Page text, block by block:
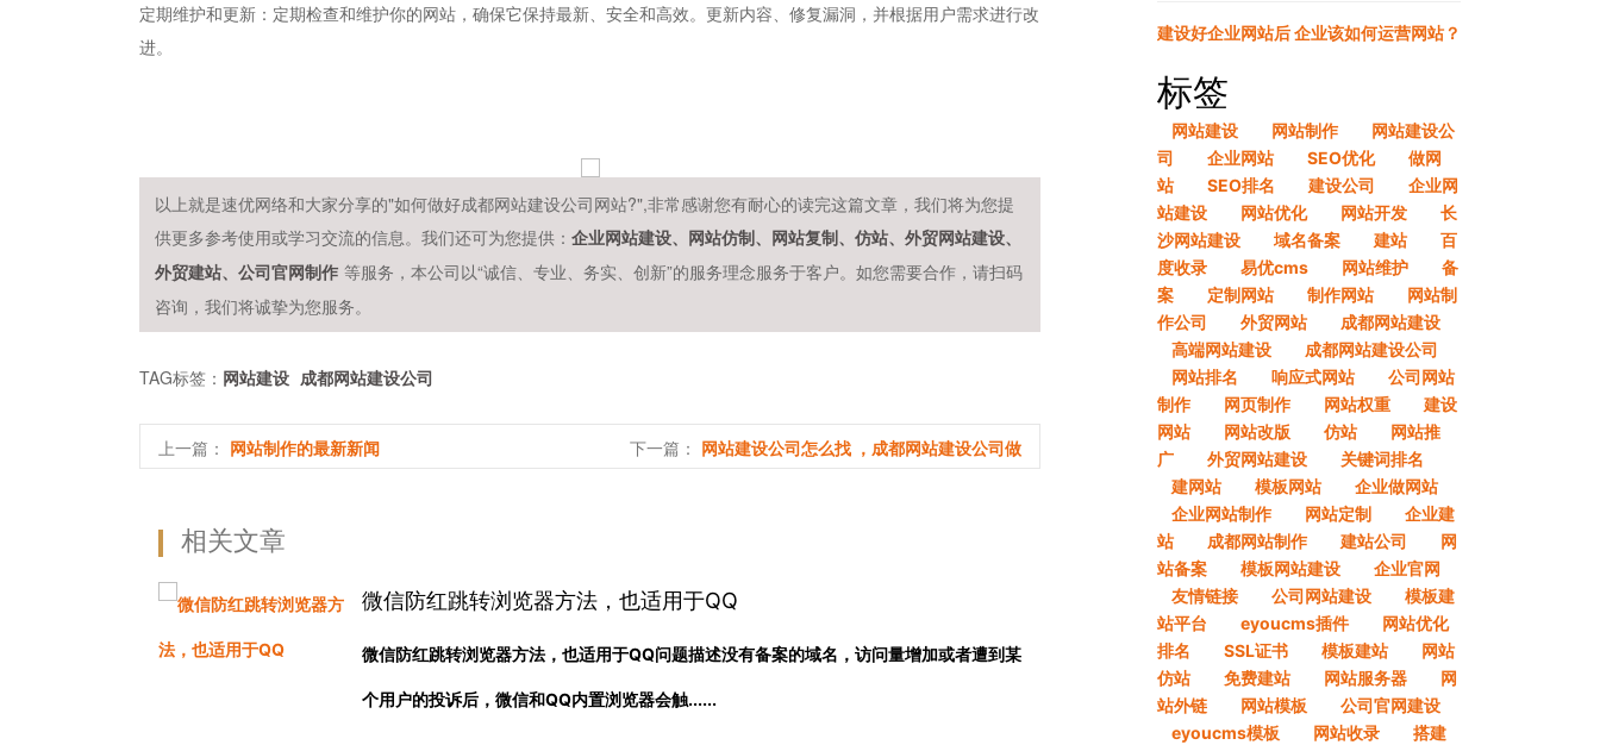
定期维护和更新：定期检查和维护你的网站，确保它保持最新、安全和高效。更新内容、修复漏洞，并根据用户需求进行改
进。
以上就是速优网络和大家分享的"如何做好成都网站建设公司网站?",非常感谢您有耐心的读完这篇文章，我们将为您提
供更多参考使用或学习交流的信息。我们还可为您提供： 企业网站建设、网站仿制、网站复制、仿站、外贸网站建设、
外贸建站、公司官网制作 等服务，本公司以“诚信、专业、务实、创新”的服务理念服务于客户。如您需要合作，请扫码
咨询，我们将诚挚为您服务。
TAG标签： 网站建设 成都网站建设公司
上一篇： 网站制作的最新新闻 下一篇： 网站建设公司怎么找 ，成都网站建设公司做
相关文章
微信防红跳转浏览器方法，也适用于QQ
微信防红跳转浏览器方法，也适用于QQ问题描述没有备案的域名，访问量增加或者遭到某
个用户的投诉后，微信和QQ内置浏览器会触......
建设好企业网站后 企业该如何运营网站？
标签
网站建设 网站制作
网站建设公
司
企业网站 SEO优化
做网
站
SEO排名 建设公司
企业网
站建设
网站优化 网站开发
长
沙网站建设
域名备案 建站
百
度收录
易优cms 网站维护
备
案
定制网站 制作网站
网站制
作公司
外贸网站
成都网站建设
高端网站建设
成都网站建设公司
网站排名
响应式网站
公司网站
制作
网页制作 网站权重
建设
网站
网站改版 仿站
网站推
广
外贸网站建设
关键词排名
建网站
模板网站
企业做网站
企业网站制作
网站定制
企业建
站
成都网站制作 建站公司
网
站备案
模板网站建设
企业官网
友情链接
公司网站建设
模板建
站平台
eyoucms插件
网站优化
排名
SSL证书 模板建站
网站
仿站
免费建站 网站服务器
网
站外链
网站模板
公司官网建设
eyoucms模板
网站收录
搭建